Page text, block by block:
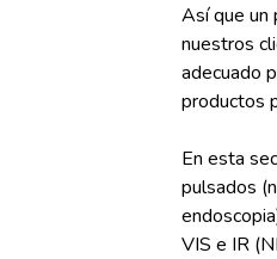
Así que un
nuestros
adecuado
productos
En esta
pulsados
VIS e IR